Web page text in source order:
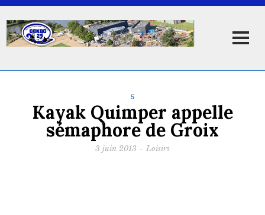
5
Kayak Quimper appelle
sémaphore de Groix
3 juin 2013 - Loisirs